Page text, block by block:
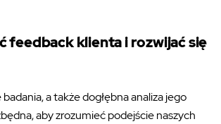
feedback klienta i rozwijać się
a także dogłębna analiza jego
aby zrozumieć podejście naszych